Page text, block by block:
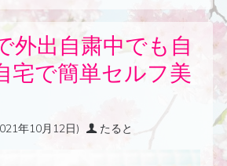
外出自粛中でも自
宅で簡単セルフ美
年10月12日) たると